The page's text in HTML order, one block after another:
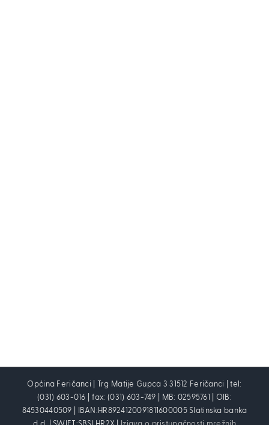
Općina Feričanci | Trg Matije Gupca 3 31512 Feričanci | tel:
(031) 603-016 | fax: (031) 603-749 | MB: 02595761 | OIB:
84530440509 | IBAN:HR8924120091811600005 Slatinska banka